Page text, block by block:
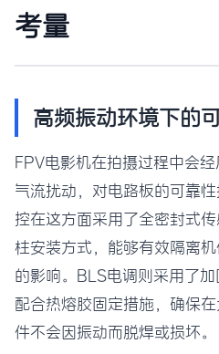
考量
高频振动环境下的
FPV电影机在拍摄过程中会
气流扰动，对电路板的可靠
控在这方面采用了全密封式
柱安装方式，能够有效隔离
的影响。BLS电调则采用了加
配合热熔胶固定措施，确保
件不会因振动而脱焊或损坏。